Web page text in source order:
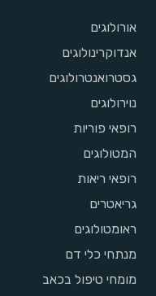
אורולוגים
אנדוקרינולוגים
גסטרואנטרולוגים
נוירולוגים
רופאי פוריות
המטולוגים
רופאי ריאות
גריאטרים
ראומטולוגים
מנתחי כלי דם
מומחי טיפול בכאב